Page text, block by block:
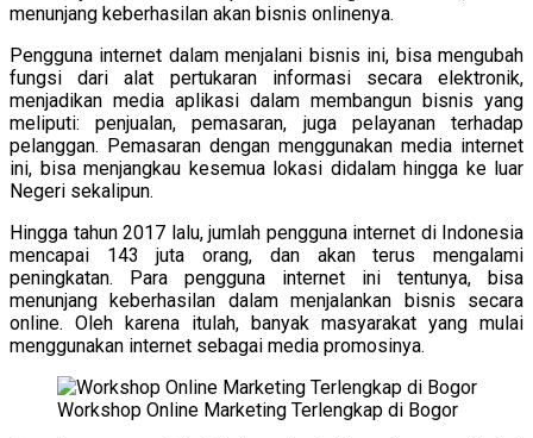
menunjang keberhasilan akan bisnis onlinenya.
Pengguna internet dalam menjalani bisnis ini, bisa mengubah
fungsi dari alat pertukaran informasi secara elektronik,
menjadikan media aplikasi dalam membangun bisnis yang
meliputi: penjualan, pemasaran, juga pelayanan terhadap
pelanggan. Pemasaran dengan menggunakan media internet
ini, bisa menjangkau kesemua lokasi didalam hingga ke luar
Negeri sekalipun.
Hingga tahun 2017 lalu, jumlah pengguna internet di Indonesia
mencapai 143 juta orang, dan akan terus mengalami
peningkatan. Para pengguna internet ini tentunya, bisa
menunjang keberhasilan dalam menjalankan bisnis secara
online. Oleh karena itulah, banyak masyarakat yang mulai
menggunakan internet sebagai media promosinya.
Workshop Online Marketing Terlengkap di Bogor